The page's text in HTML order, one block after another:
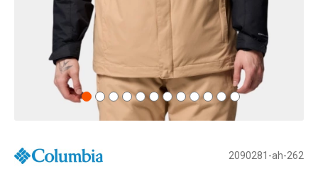
2090281-ah-262